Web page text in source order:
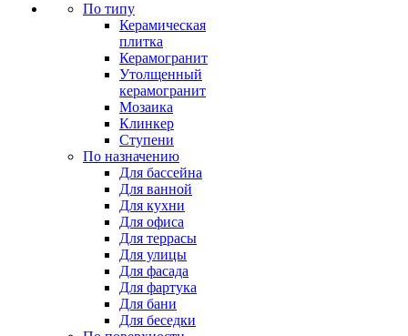
По типу
Керамическая
плитка
Керамогранит
Утолщенный
керамогранит
Мозаика
Клинкер
Ступени
По назначению
Для бассейна
Для ванной
Для кухни
Для офиса
Для террасы
Для улицы
Для фасада
Для фартука
Для бани
Для беседки